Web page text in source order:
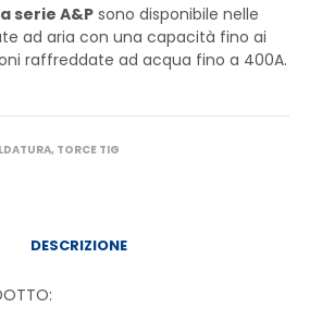
serie A&P sono disponibile nelle
ad aria con una capacità fino ai
raffreddate ad acqua fino a 400A.
, TORCE TIG
DESCRIZIONE